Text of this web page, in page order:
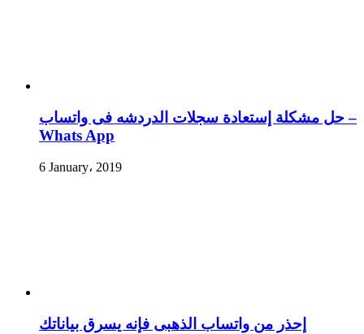
حل مشكلة إستعادة سجلات الدردشه فى واتساب –
Whats App
6 January، 2019
إحذر من واتساب الذهبى فإنه يسرق بياناتك